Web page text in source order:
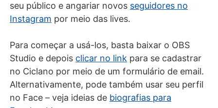
seu público e angariar novos seguidores no
Instagram por meio das lives.
Para começar a usá-los, basta baixar o OBS
Studio e depois clicar no link para se cadastrar
no Ciclano por meio de um formulário de email.
Alternativamente, pode também usar seu perfil
no Face – veja ideias de biografias para